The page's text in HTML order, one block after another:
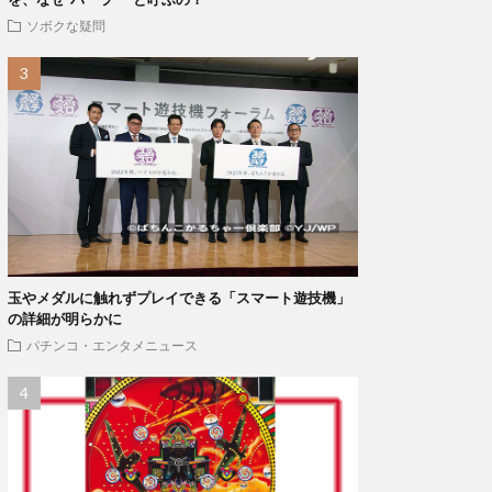
ソボクな疑問
玉やメダルに触れずプレイできる「スマート遊技機」
の詳細が明らかに
パチンコ・エンタメニュース